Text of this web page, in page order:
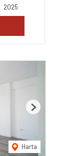
2025
Harta
Next